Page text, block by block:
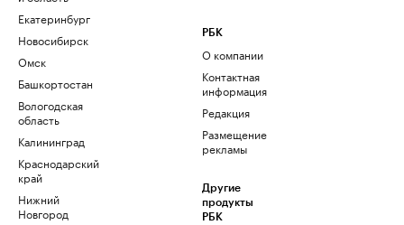
Екатеринбург
Новосибирск
Омск
Башкортостан
Вологодская
область
Калининград
Краснодарский
край
Нижний
Новгород
РБК
О компании
Контактная
информация
Редакция
Размещение
рекламы
Другие
продукты
РБК